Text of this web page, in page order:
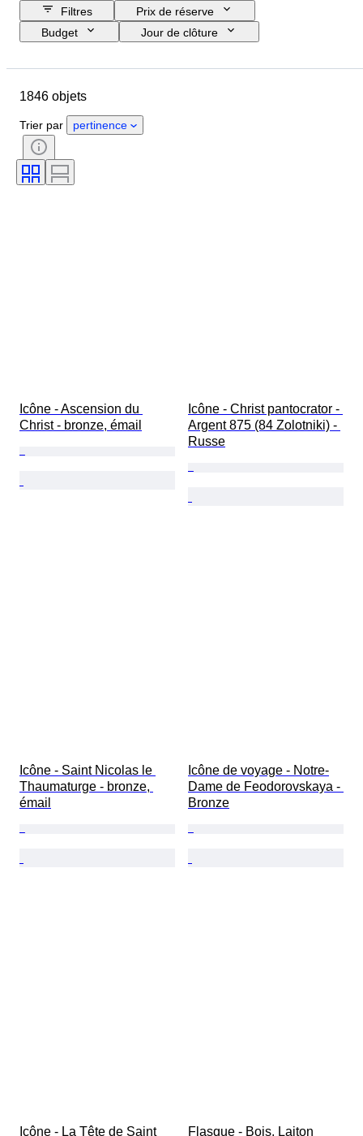
Filtres
Prix de réserve
Budget
Jour de clôture
Pays d’origine
Genre
État
Certificat
Signature
Mouvement de montre
1846 objets
Trier par pertinence
Icône - Ascension du
Christ - bronze, émail
Icône - Christ pantocrator -
Argent 875 (84 Zolotniki) -
Russe
Icône - Saint Nicolas le
Thaumaturge - bronze,
émail
Icône de voyage - Notre-
Dame de Feodorovskaya -
Bronze
Icône - La Tête de Saint Flasque - Bois, Laiton